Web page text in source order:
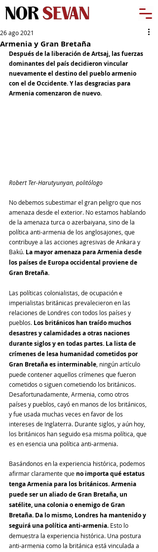
Armenia y Gran Bretaña
26 ago 2021
Después de la liberación de Artsaj, las fuerzas
dominantes del país decidieron vincular
nuevamente el destino del pueblo armenio
con el de Occidente. Y las desgracias para
Armenia comenzaron de nuevo.
Robert Ter-Harutyunyan, politólogo
No debemos subestimar el gran peligro que nos
amenaza desde el exterior. No estamos hablando
de la amenaza turca o azerbaiyana, sino de la
política anti-armenia de los anglosajones, que
contribuye a las acciones agresivas de Ankara y
Bakú. La mayor amenaza para Armenia desde
los países de Europa occidental proviene de
Gran Bretaña.
Las políticas colonialistas, de ocupación e
imperialistas británicas prevalecieron en las
relaciones de Londres con todos los países y
pueblos. Los británicos han traído muchos
desastres y calamidades a otras naciones
durante siglos y en todas partes. La lista de
crímenes de lesa humanidad cometidos por
Gran Bretaña es interminable , ningún artículo
puede contener aquellos crímenes que fueron
cometidos o siguen cometiendo los británicos.
Desafortunadamente, Armenia, como otros
países y pueblos, cayó en manos de los británicos,
y fue usada muchas veces en favor de los
intereses de Inglaterra. Durante siglos, y aún hoy,
los británicos han seguido esa misma política, que
es en esencia una política anti-armenia.
Basándonos en la experiencia histórica, podemos
afirmar claramente que no importa qué estatus
tenga Armenia para los británicos. Armenia
puede ser un aliado de Gran Bretaña, un
satélite, una colonia o enemigo de Gran
Bretaña. Da lo mismo, Londres ha mantenido y
seguirá una política anti-armenia. Esto lo
demuestra la experiencia histórica. Una postura
anti-armenia como la británica está vinculada a